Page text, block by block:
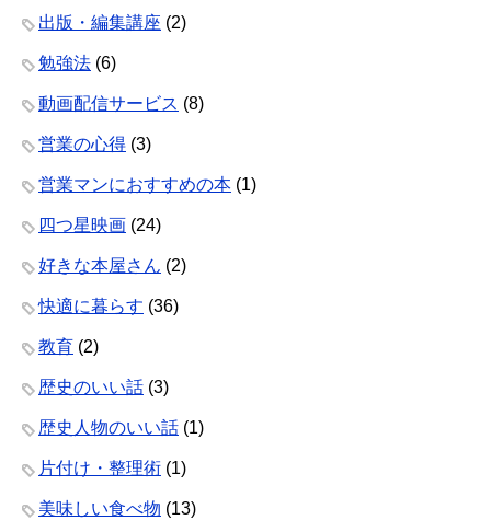
出版・編集講座 (2)
勉強法 (6)
動画配信サービス (8)
営業の心得 (3)
営業マンにおすすめの本 (1)
四つ星映画 (24)
好きな本屋さん (2)
快適に暮らす (36)
教育 (2)
歴史のいい話 (3)
歴史人物のいい話 (1)
片付け・整理術 (1)
美味しい食べ物 (13)